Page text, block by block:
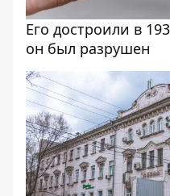
Его достроили в
он был разрушен